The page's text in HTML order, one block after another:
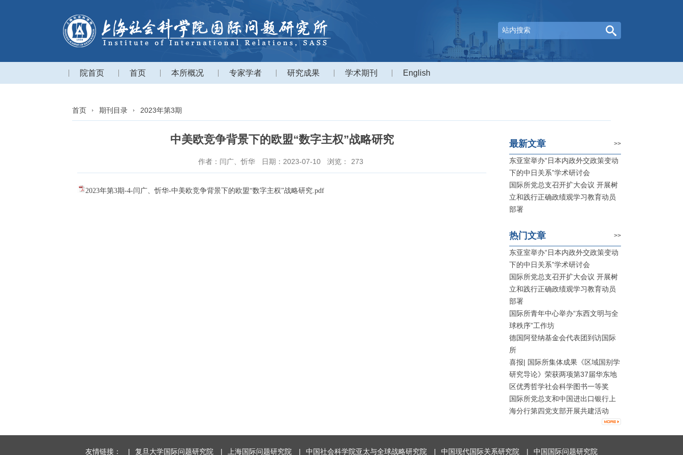
院首页 首页 本所概况 专家学者 研究成果 学术期刊 English
首页 期刊目录 2023年第3期
中美欧竞争背景下的欧盟“数字主权”战略研究
作者：闫广、忻华 日期：2023-07-10 浏览： 273
2023年第3期-4-闫广、忻华-中美欧竞争背景下的欧盟“数字主权”战略研究.pdf
最新文章 >>
东亚室举办“日本内政外交政策变动
下的中日关系”学术研讨会
国际所党总支召开扩大会议 开展树
立和践行正确政绩观学习教育动员
部署
热门文章 >>
东亚室举办“日本内政外交政策变动
下的中日关系”学术研讨会
国际所党总支召开扩大会议 开展树
立和践行正确政绩观学习教育动员
部署
国际所青年中心举办“东西文明与全
球秩序”工作坊
德国阿登纳基金会代表团到访国际
所
喜报| 国际所集体成果《区域国别学
研究导论》荣获两项第37届华东地
区优秀哲学社会科学图书一等奖
国际所党总支和中国进出口银行上
海分行第四党支部开展共建活动
友情链接： | 复旦大学国际问题研究院 | 上海国际问题研究院 | 中国社会科学院亚太与全球战略研究院 | 中国现代国际关系研究院 | 中国国际问题研究院